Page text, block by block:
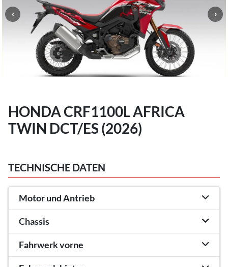
HONDA CRF1100L AFRICA
TWIN DCT/ES (2026)
TECHNISCHE DATEN
Motor und Antrieb
Chassis
Fahrwerk vorne